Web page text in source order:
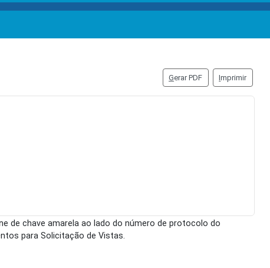
Gerar PDF Imprimir
de chave amarela ao lado do número de protocolo do
para Solicitação de Vistas.